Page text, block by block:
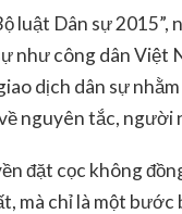
luật Dân sự
như công dân Việt
dịch dân sự
nguyên tắc, người
đặt cọc không
, mà chỉ là một